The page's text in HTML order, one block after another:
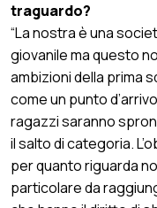
traguardo?
“La nostra è una
giovanile ma questo
ambizioni della prima
come un punto
ragazzi saranno
il salto di categoria.
per quanto riguarda
particolare da